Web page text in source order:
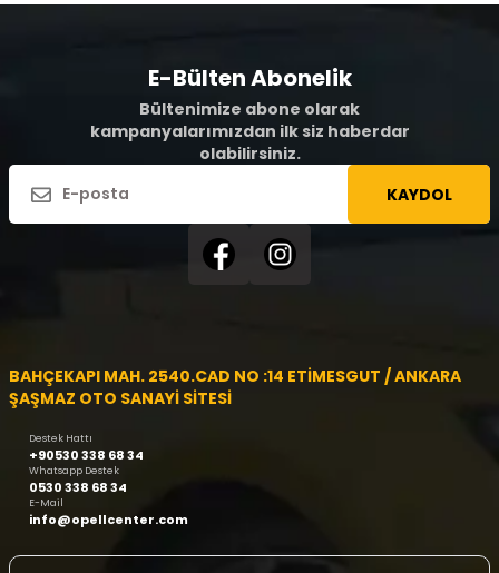
E-Bülten Abonelik
Bültenimize abone olarak
kampanyalarımızdan ilk siz haberdar
olabilirsiniz.
KAYDOL
BAHÇEKAPI MAH. 2540.CAD NO :14 ETİMESGUT / ANKARA
ŞAŞMAZ OTO SANAYİ SİTESİ
Destek Hattı
+90530 338 68 34
Whatsapp Destek
0530 338 68 34
E-Mail
info@opellcenter.com